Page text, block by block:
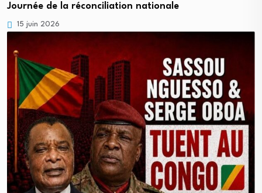
Journée de la réconciliation nationale
15 juin 2026